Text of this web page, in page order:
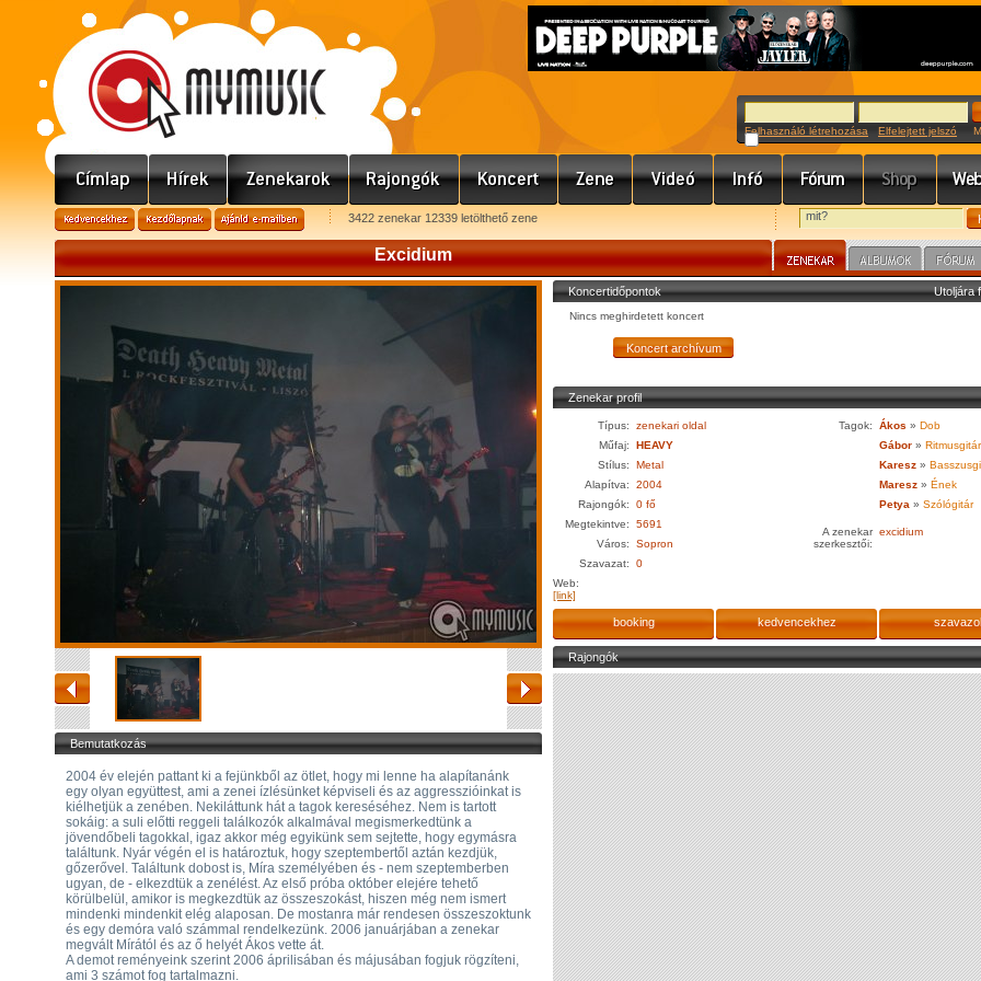
Felhasználó létrehozása Elfelejtett jelszó
3422 zenekar 12339 letölthető zene
Excidium
Bemutatkozás
2004 év elején pattant ki a fejünkből az ötlet, hogy mi lenne ha alapítanánk
egy olyan együttest, ami a zenei ízlésünket képviseli és az aggresszióinkat is
kiélhetjük a zenében. Nekiláttunk hát a tagok kereséséhez. Nem is tartott
sokáig: a suli előtti reggeli találkozók alkalmával megismerkedtünk a
jövendőbeli tagokkal, igaz akkor még egyikünk sem sejtette, hogy egymásra
találtunk. Nyár végén el is határoztuk, hogy szeptembertől aztán kezdjük,
gőzerővel. Találtunk dobost is, Míra személyében és - nem szeptemberben
ugyan, de - elkezdtük a zenélést. Az első próba október elejére tehető
körülbelül, amikor is megkezdtük az összeszokást, hiszen még nem ismert
mindenki mindenkit elég alaposan. De mostanra már rendesen összeszoktunk
és egy demóra való számmal rendelkezünk. 2006 januárjában a zenekar
megvált Mírától és az ő helyét Ákos vette át.
A demot reményeink szerint 2006 áprilisában és májusában fogjuk rögzíteni,
ami 3 számot fog tartalmazni.
Utoljára
Koncertidőpontok
Nincs meghirdetett koncert
Zenekar profil
Típus:
zenekari oldal
Műfaj:
HEAVY
Stílus:
Metal
Alapítva:
2004
Rajongók:
0 fő
Megtekintve:
5691
Város:
Sopron
Szavazat:
0
Web:
[link]
Tagok: Ákos » Dob
Gábor » Ritmusgitár
Karesz »
Maresz » Ének
Petya » Szólógitár
A zenekar
szerkesztői:
excidium
booking kedvencekhez
Rajongók